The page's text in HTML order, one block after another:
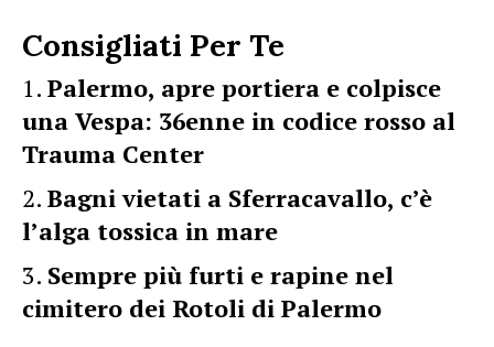
Consigliati Per Te
Palermo, apre portiera e colpisce
una Vespa: 36enne in codice rosso al
Trauma Center
Bagni vietati a Sferracavallo, c’è
l’alga tossica in mare
Sempre più furti e rapine nel
cimitero dei Rotoli di Palermo